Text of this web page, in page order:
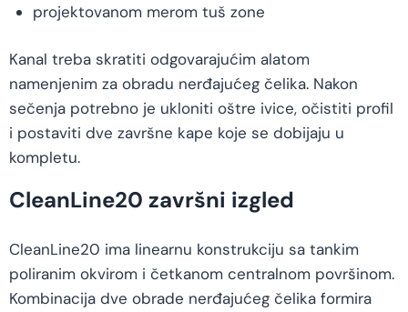
projektovanom merom tuš zone
Kanal treba skratiti odgovarajućim alatom
namenjenim za obradu nerđajućeg čelika. Nakon
sečenja potrebno je ukloniti oštre ivice, očistiti profil
i postaviti dve završne kape koje se dobijaju u
kompletu.
CleanLine20 završni izgled
CleanLine20 ima linearnu konstrukciju sa tankim
poliranim okvirom i četkanom centralnom površinom.
Kombinacija dve obrade nerđajućeg čelika formira